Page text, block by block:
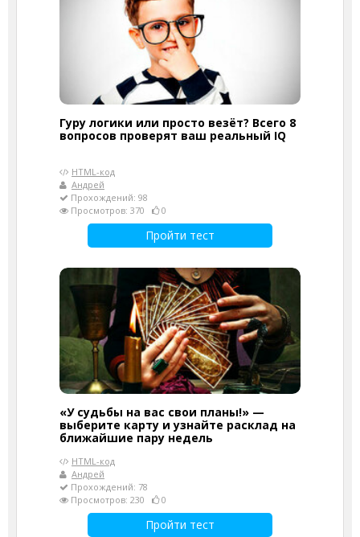
Гуру логики или просто везёт? Всего 8
вопросов проверят ваш реальный IQ
HTML-код
Андрей
Прохождений: 98
Просмотров: 370
0
Пройти тест
«У судьбы на вас свои планы!» —
выберите карту и узнайте расклад на
ближайшие пару недель
HTML-код
Андрей
Прохождений: 78
Просмотров: 230
0
Пройти тест